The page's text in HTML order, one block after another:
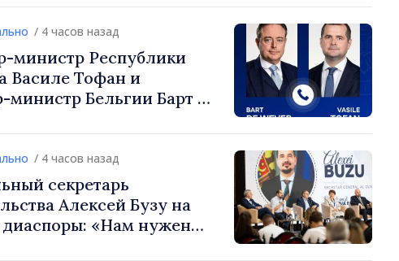
/ 4 часов назад
министр Республики
Василе Тофан и
министр Бельгии Барт де
/ 4 часов назад
секретарь
Алексей Бузу на
«Нам нужен